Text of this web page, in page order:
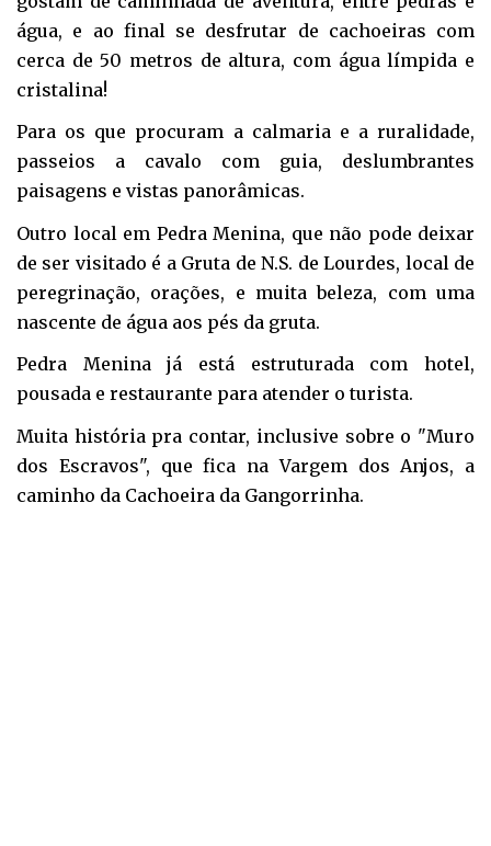
água, e ao final se desfrutar de cachoeiras com
cerca de 50 metros de altura, com água límpida e
cristalina!
Para os que procuram a calmaria e a ruralidade,
passeios a cavalo com guia, deslumbrantes
paisagens e vistas panorâmicas.
Outro local em Pedra Menina, que não pode deixar
de ser visitado é a Gruta de N.S. de Lourdes, local de
peregrinação, orações, e muita beleza, com uma
nascente de água aos pés da gruta.
Pedra Menina já está estruturada com hotel,
pousada e restaurante para atender o turista.
Muita história pra contar, inclusive sobre o "Muro
dos Escravos", que fica na Vargem dos Anjos, a
caminho da Cachoeira da Gangorrinha.